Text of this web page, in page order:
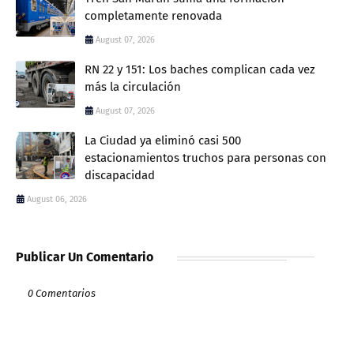
completamente renovada
August 07, 2026
RN 22 y 151: Los baches complican cada vez
más la circulación
August 07, 2026
La Ciudad ya eliminó casi 500
estacionamientos truchos para personas con
discapacidad
August 06, 2026
Publicar Un Comentario
0 Comentarios